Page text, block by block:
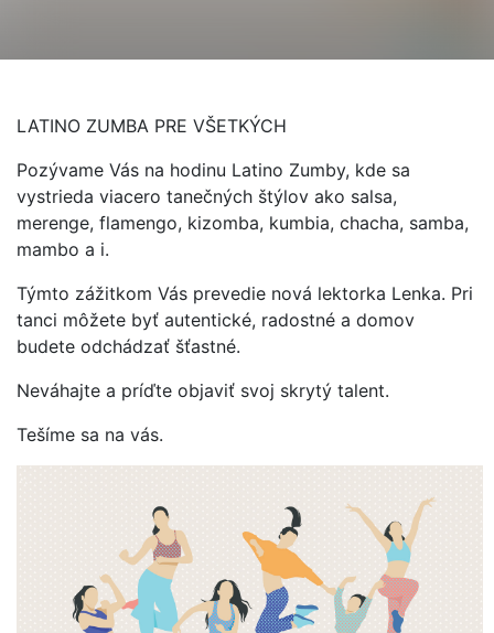
LATINO ZUMBA PRE VŠETKÝCH
Pozývame Vás na hodinu Latino Zumby, kde sa
vystrieda viacero tanečných štýlov ako salsa,
merenge, flamengo, kizomba, kumbia, chacha, samba,
mambo a i.
Týmto zážitkom Vás prevedie nová lektorka Lenka. Pri
tanci môžete byť autentické, radostné a domov
budete odchádzať šťastné.
Neváhajte a príďte objaviť svoj skrytý talent.
Tešíme sa na vás.